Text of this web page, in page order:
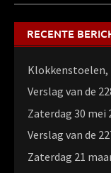
RECENTE
Klokkenstoelen,
Verslag van de
Zaterdag 30 mei
Verslag van de
Zaterdag 21